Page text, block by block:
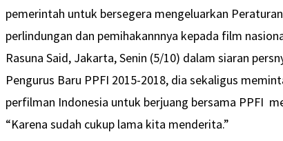
pemerintah untuk bersegera mengeluarkan
perlindungan dan pemihakannnya kepada film
Rasuna Said, Jakarta, Senin (5/10) dalam siaran
Pengurus Baru PPFI 2015-2018, dia sekaligus
perfilman Indonesia untuk berjuang bersama PPFI
“Karena sudah cukup lama kita menderita.”